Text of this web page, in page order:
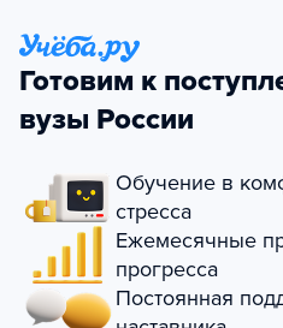
Готовим к
вузы России
Обучение в
стресса
Ежемесячные
прогресса
Постоянная